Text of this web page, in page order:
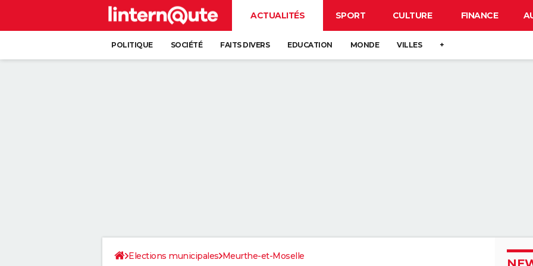
ACTUALITÉS SPORT CULTURE FINANCE
POLITIQUE SOCIÉTÉ FAITS DIVERS EDUCATION MONDE VILLES +
Elections municipales Meurthe-et-Moselle